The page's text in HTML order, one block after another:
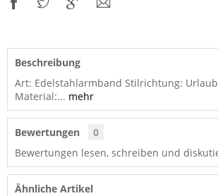
Beschreibung
Art: Edelstahlarmband Stilrichtung:
Material:... mehr
Bewertungen
0
Bewertungen lesen, schreiben und
Ähnliche Artikel